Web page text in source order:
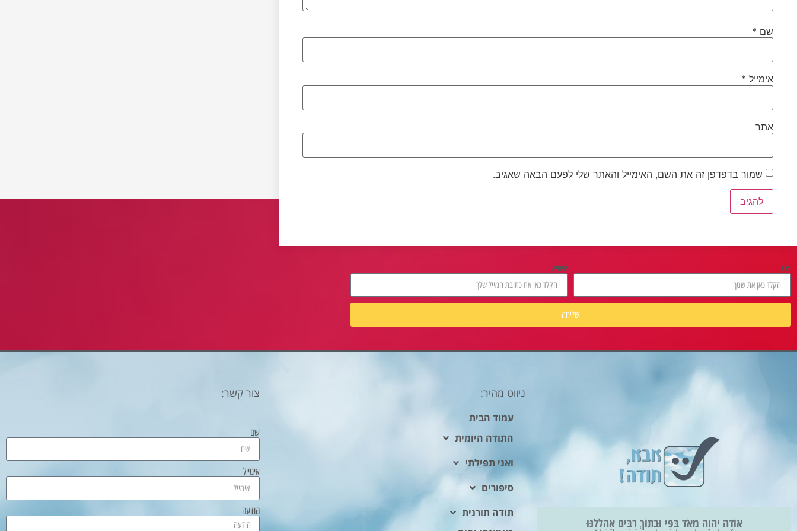
שם *
אימייל *
אתר
שמור בדפדפן זה את השם, האימייל והאתר שלי לפעם הבאה שאגיב.
שם אימייל
שליחה
אוֹדֶה יְהוָה מְאֹד בְּפִי וּבְתוֹךְ רַבִּים אֲהַלְלֶנּוּ
ניווט מהיר:
עמוד הבית
התודה היומית
ואני תפילתי
סיפורים
תודה תורנית
צור קשר:
שם
אימייל
הודעה